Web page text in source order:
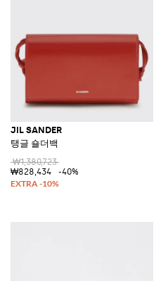
JIL SANDER
탱글 숄더백
₩1,380,723
₩828,434
-40%